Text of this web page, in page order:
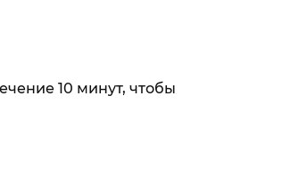
10 минут, чтобы